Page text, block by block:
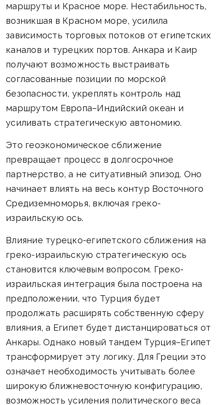
маршруты и Красное море. Нестабильность,
возникшая в Красном море, усилила
зависимость торговых потоков от египетских
каналов и турецких портов. Анкара и Каир
получают возможность выстраивать
согласованные позиции по морской
безопасности, укреплять контроль над
маршрутом Европа–Индийский океан и
усиливать стратегическую автономию.
Это геоэкономическое сближение
превращает процесс в долгосрочное
партнерство, а не ситуативный эпизод. Оно
начинает влиять на весь контур Восточного
Средиземноморья, включая греко-
израильскую ось.
Влияние турецко-египетского сближения на
греко-израильскую стратегическую ось
становится ключевым вопросом. Греко-
израильская интеграция была построена на
предположении, что Турция будет
продолжать расширять собственную сферу
влияния, а Египет будет дистанцироваться от
Анкары. Однако новый тандем Турция–Египет
трансформирует эту логику. Для Греции это
означает необходимость учитывать более
широкую ближневосточную конфигурацию,
возможность усиления политического веса